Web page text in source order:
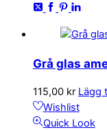
Grå glas
115,00 kr Lägg
Wishlist
Quick Look